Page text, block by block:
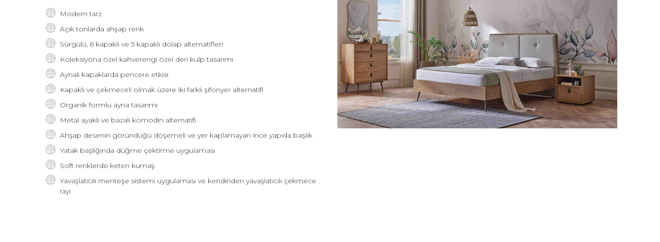
Modern tarz
Açık tonlarda ahşap renk
Sürgülü, 6 kapaklı ve 5 kapaklı dolap alternatifleri
Koleksiyona özel kahverengi özel deri kulp tasarımı
Aynalı kapaklarda pencere etkisi
Kapaklı ve çekmeceli olmak üzere iki farklı şifonyer alternatifi
Organik formlu ayna tasarımı
Metal ayaklı ve bazalı komodin alternatifi
Ahşap desenin göründüğü döşemeli ve yer kaplamayan ince yapıda başlık
Yatak başlığında düğme çektirme uygulaması
Soft renklerde keten kumaş
Yavaşlatıcılı menteşe sistemi uygulaması ve kendinden yavaşlatıcılı çekmece
rayı